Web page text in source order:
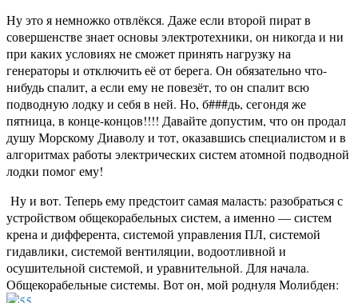
Ну это я немножко отвлёкся. Даже если второй пират в
совершенстве знает основы электротехники, он никогда и ни
при каких условиях не сможет принять нагрузку на
генераторы и отключить её от берега. Он обязательно что-
нибудь спалит, а если ему не повезёт, то он спалит всю
подводную лодку и себя в ней. Но, б###дь, сегондя же
пятница, в конце-концов!!!! Давайте допустим, что он продал
душу Морскому Диаволу и тот, оказавшись специалистом и в
алгоритмах работы электрических систем атомной подводной
лодки помог ему!
Ну и вот. Теперь ему предстоит самая маласть: разобраться с
устройством общекорабельных систем, а именно — систем
крена и дифферента, системой управления ПЛ, системой
гидавлики, системой вентиляции, водоотливной и
осушительной системой, и уравнительной. Для начала.
Общекорабельные системы. Вот он, мой роднуля Молибден: